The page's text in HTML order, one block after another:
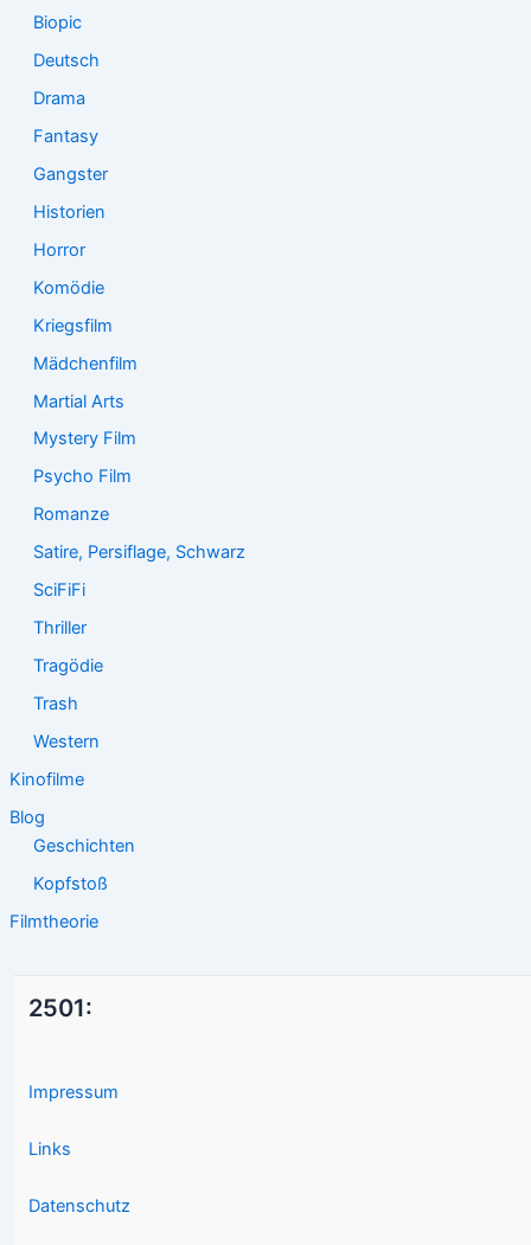
Biopic
Deutsch
Drama
Fantasy
Gangster
Historien
Horror
Komödie
Kriegsfilm
Mädchenfilm
Martial Arts
Mystery Film
Psycho Film
Romanze
Satire, Persiflage, Schwarz
SciFiFi
Thriller
Tragödie
Trash
Western
Kinofilme
Blog
Geschichten
Kopfstoß
Filmtheorie
2501:
Impressum
Links
Datenschutz